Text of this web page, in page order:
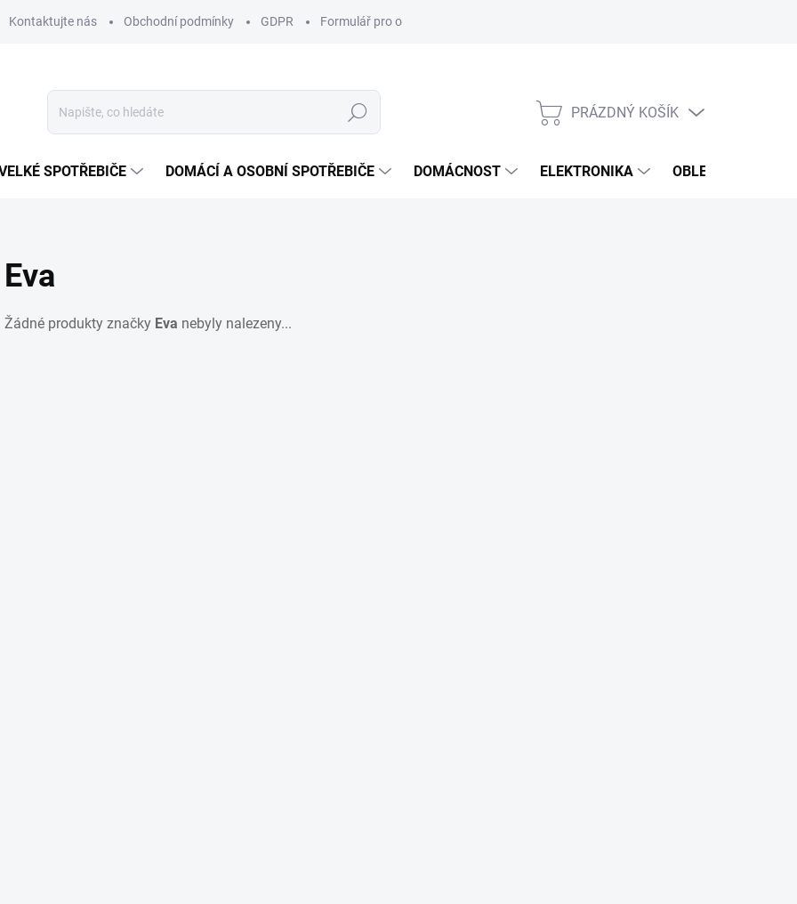
Kontaktujte nás Obchodní podmínky GDPR Formulář pro odstoupení od smlouvy
Hledat
NÁKUPNÍ
PRÁZDNÝ KOŠÍK
SPOTŘEBIČE DOMÁCÍ A OSOBNÍ SPOTŘEBIČE DOMÁCNOST ELEKTRONIKA OBLEČENÍ, OBUV
Eva
Žádné produkty značky Eva nebyly nalezeny...